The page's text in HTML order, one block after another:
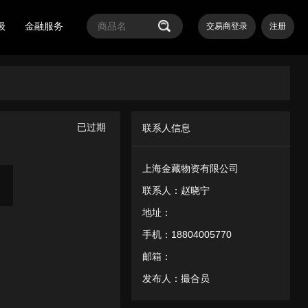
交易商登录 注册
金融服务
已过期 联系人信息
上海金藏物资有限公司
联系人： 赵晓宁
地址：
手机： 18804005770
邮箱：
发布人：撮合员